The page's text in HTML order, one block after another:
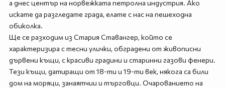
а днес център на норвежката петролна индустрия. Ако
искате да разгледате града, елате с нас на пешеходна
обиколка.
Ще се разходим из Стария Ставангер, който се
характеризира с тесни улички, обградени от живописни
дървени къщи, с красиви градини и старинни газови фенери.
Тези къщи, датиращи от 18-ти и 19-ти век, някога са били
дом на моряци, занаятчии и търговци. Очарованието на